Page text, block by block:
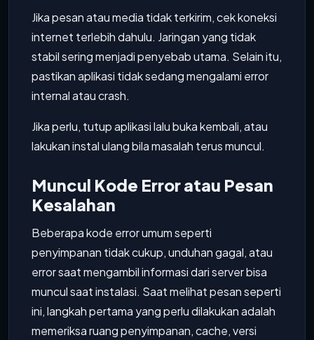
Jika pesan atau media tidak terkirim, cek koneksi
internet terlebih dahulu. Jaringan yang tidak
stabil sering menjadi penyebab utama. Selain itu,
pastikan aplikasi tidak sedang mengalami error
internal atau crash.
Jika perlu, tutup aplikasi lalu buka kembali, atau
lakukan instal ulang bila masalah terus muncul.
Muncul Kode Error atau Pesan
Kesalahan
Beberapa kode error umum seperti
penyimpanan tidak cukup, unduhan gagal, atau
error saat mengambil informasi dari server bisa
muncul saat instalasi. Saat melihat pesan seperti
ini, langkah pertama yang perlu dilakukan adalah
memeriksa ruang penyimpanan, cache, versi